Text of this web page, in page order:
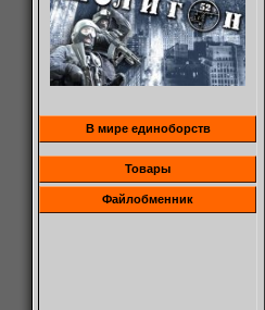
В мире единоборств
Товары
Файлобменник